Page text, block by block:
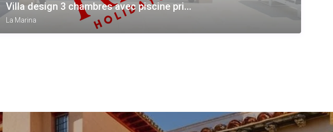
Villa design 3 chambres avec piscine pri...
La Marina